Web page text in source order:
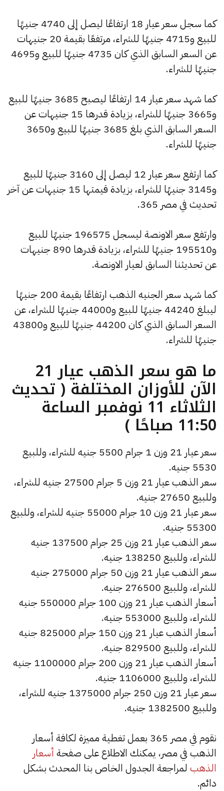
كما سجل سعر عيار 18 ارتفاعًا ليصل إلى 4740 جنيهًا
للبيع و4715 جنيهًا للشراء، مرتفعًا بقيمة 20 جنيهات
عن السعر السابق الذي كان 4735 جنيهًا للبيع و4695
جنيهًا للشراء.
كما شهد سعر عيار 14 ارتفاعًا ليصبح 3685 جنيهًا للبيع
و3665 جنيهًا للشراء، بزيادة قدرها 15 جنيهات عن
السعر السابق الذي بلغ 3685 جنيهًا للبيع و3650
جنيهًا للشراء.
كما ارتفع سعر عيار 12 ليصل إلى 3160 جنيهًا للبيع
و3145 جنيهًا للشراء، بزيادة قيمتها 15 جنيهات عن آخر
تحديث في مصر 365.
وارتفع سعر الاونصة ليسجل 196575 جنيهًا للبيع
و195510 جنيهًا للشراء، بزيادة قدرها 890 جنيهات
عن تحديثنا السابق لعيار الاونصة.
كما شهد سعر الجنيه الذهب ارتفاعًا بقيمة 200 جنيهًا
ليبلغ 44240 جنيهًا للبيع و44000 جنيهًا للشراء، عن
السعر السابق الذي كان 44200 جنيهًا للبيع و43800
جنيهًا للشراء.
ما هو سعر الذهب عيار 21
الآن للأوزان المختلفة ( تحديث
الثلاثاء 11 نوفمبر الساعة
11:50 صباحًا )
سعر عيار 21 وزن 1 جرام 5500 جنيه للشراء، وللبيع
5530 جنيه.
سعر الذهب عيار 21 وزن 5 جرام 27500 جنيه للشراء،
وللبيع 27650 جنيه.
سعر عيار 21 وزن 10 جرام 55000 جنيه للشراء، وللبيع
55300 جنيه.
سعر الذهب عيار 21 وزن 25 جرام 137500 جنيه
للشراء، وللبيع 138250 جنيه.
سعر الذهب عيار 21 وزن 50 جرام 275000 جنيه
للشراء، وللبيع 276500 جنيه.
أسعار الذهب عيار 21 وزن 100 جرام 550000 جنيه
للشراء، وللبيع 553000 جنيه.
أسعار الذهب عيار 21 وزن 150 جرام 825000 جنيه
للشراء، وللبيع 829500 جنيه.
أسعار الذهب عيار 21 وزن 200 جرام 1100000 جنيه
للشراء، وللبيع 1106000 جنيه.
سعر عيار 21 وزن 250 جرام 1375000 جنيه للشراء،
وللبيع 1382500 جنيه.
نقوم في مصر 365 بعمل تغطية مميزة لكافة أسعار
الذهب في مصر، يمكنك الاطلاع على صفحة أسعار
الذهب لمراجعة الجدول الخاص بنا المحدث بشكل
دائم.